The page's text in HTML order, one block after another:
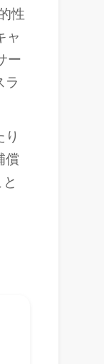
性
ャ
ー
ラ
償